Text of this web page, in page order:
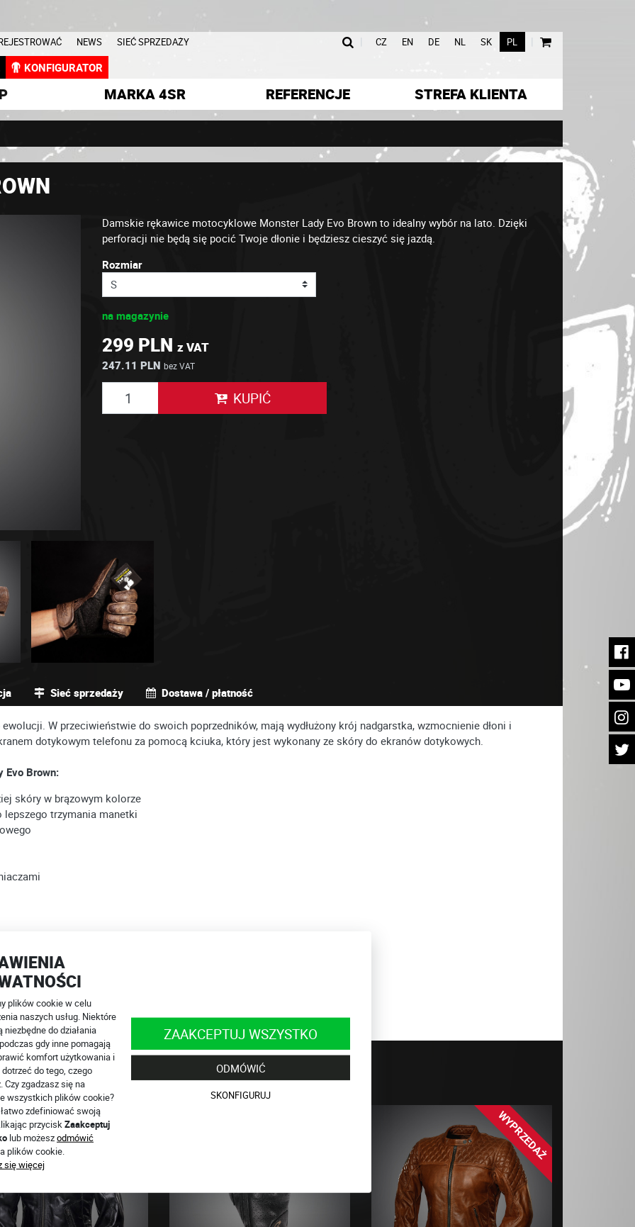
plików cookie w celu
naszych usług. Niektóre
niezbędne do działania
gdy inne pomagają
komfort użytkowania i
do tego, czego
Czy zgadzasz się na
wszystkich plików cookie?
zdefiniować swoją
przycisk Zaakceptuj
lub możeszodmówić
plików cookie.
się więcej
ZAAKCEPTUJ WSZYSTKO
ODMÓWIĆ
SKONFIGURUJ
NEWS SIEĆ SPRZEDAŻY
KONFIGURATOR
| CZ EN DE NL SK PL |
MARKA 4SR REFERENCJE STREFA KLIENTA
Damskie rękawice motocyklowe Monster Lady Evo Brown to idealny wybór na lato. Dzięki
perforacji nie będą się pocić Twoje dłonie i będziesz cieszyć się jazdą.
Rozmiar
na magazynie
299 PLN z VAT
247.11 PLN bez VAT
KUPIĆ
Sieć sprzedaży Dostawa / płatność
W przeciwieństwie do swoich poprzedników, mają wydłużony krój nadgarstka, wzmocnienie dłoni i
dotykowym telefonu za pomocą kciuka, który jest wykonany ze skóry do ekranów dotykowych.
Evo Brown:
skóry w brązowym kolorze
lepszego trzymania manetki
i Rady (UE) 2016/425
444 571
online!
WYPRZEDAŻ WYPRZEDAŻ